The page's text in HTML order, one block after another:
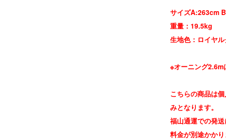
サイズA:263cm
重量：19.5kg
生地色：ロイヤ
※オーニング2.6m
こちらの商品は
みとなります。
福山通運での発
料金が別途かかり